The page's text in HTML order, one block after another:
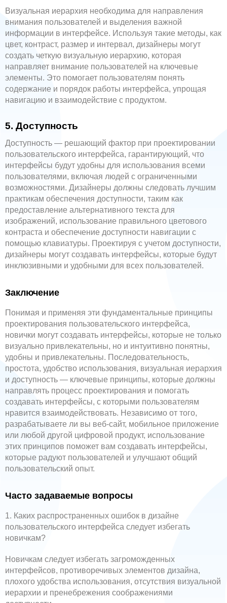
Визуальная иерархия необходима для направления
внимания пользователей и выделения важной
информации в интерфейсе. Используя такие методы, как
цвет, контраст, размер и интервал, дизайнеры могут
создать четкую визуальную иерархию, которая
направляет внимание пользователей на ключевые
элементы. Это помогает пользователям понять
содержание и порядок работы интерфейса, упрощая
навигацию и взаимодействие с продуктом.
5. Доступность
Доступность — решающий фактор при проектировании
пользовательского интерфейса, гарантирующий, что
интерфейсы будут удобны для использования всеми
пользователями, включая людей с ограниченными
возможностями. Дизайнеры должны следовать лучшим
практикам обеспечения доступности, таким как
предоставление альтернативного текста для
изображений, использование правильного цветового
контраста и обеспечение доступности навигации с
помощью клавиатуры. Проектируя с учетом доступности,
дизайнеры могут создавать интерфейсы, которые будут
инклюзивными и удобными для всех пользователей.
Заключение
Понимая и применяя эти фундаментальные принципы
проектирования пользовательского интерфейса,
новички могут создавать интерфейсы, которые не только
визуально привлекательны, но и интуитивно понятны,
удобны и привлекательны. Последовательность,
простота, удобство использования, визуальная иерархия
и доступность — ключевые принципы, которые должны
направлять процесс проектирования и помогать
создавать интерфейсы, с которыми пользователям
нравится взаимодействовать. Независимо от того,
разрабатываете ли вы веб-сайт, мобильное приложение
или любой другой цифровой продукт, использование
этих принципов поможет вам создавать интерфейсы,
которые радуют пользователей и улучшают общий
пользовательский опыт.
Часто задаваемые вопросы
1. Каких распространенных ошибок в дизайне
пользовательского интерфейса следует избегать
новичкам?
Новичкам следует избегать загроможденных
интерфейсов, противоречивых элементов дизайна,
плохого удобства использования, отсутствия визуальной
иерархии и пренебрежения соображениями